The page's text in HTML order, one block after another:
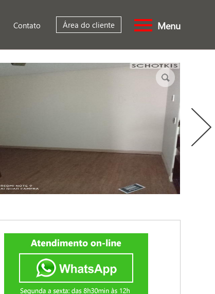
Menu
Área do cliente
Contato